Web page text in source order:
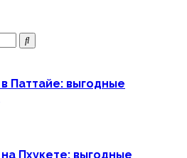
Паттайе: выгодные
Пхукете: выгодные